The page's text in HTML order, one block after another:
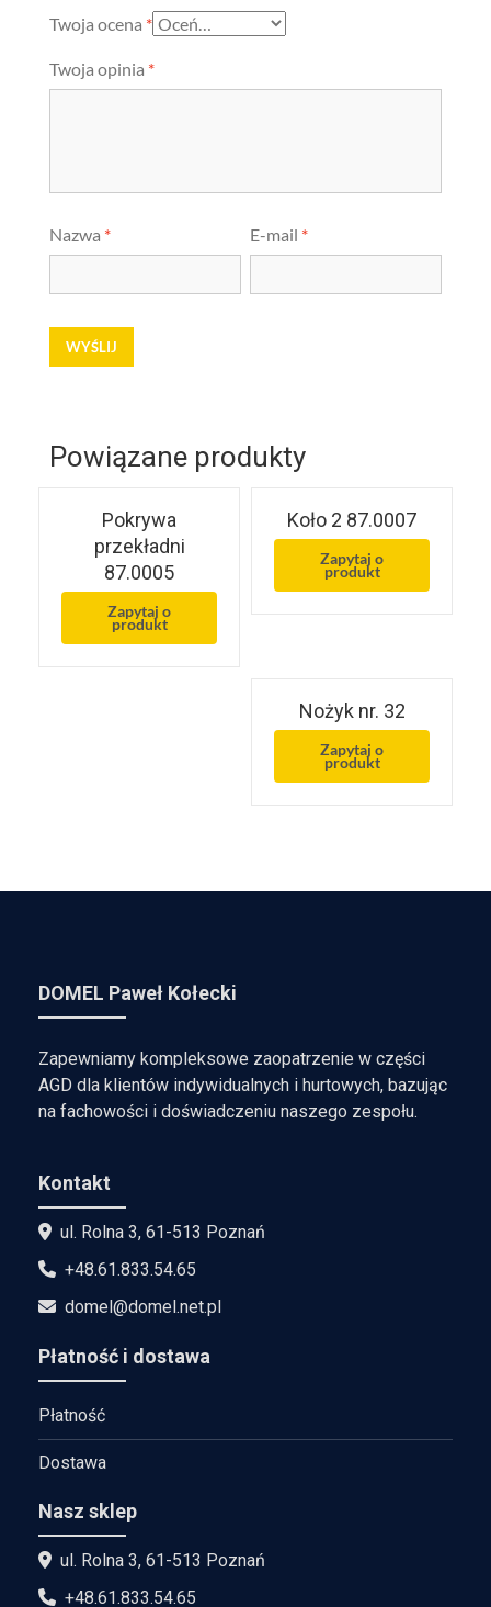
Twoja ocena *
Twoja opinia *
Nazwa * E-mail *
Powiązane produkty
Pokrywa
przekładni
87.0005
Zapytaj o
produkt
Koło 2 87.0007
Zapytaj o
produkt
Nożyk nr. 32
Zapytaj o
produkt
DOMEL Paweł Kołecki
Zapewniamy kompleksowe zaopatrzenie w części
AGD dla klientów indywidualnych i hurtowych, bazując
na fachowości i doświadczeniu naszego zespołu.
Kontakt
ul. Rolna 3, 61-513 Poznań
+48.61.833.54.65
domel@domel.net.pl
Płatność i dostawa
Płatność
Dostawa
Nasz sklep
ul. Rolna 3, 61-513 Poznań
+48.61.833.54.65